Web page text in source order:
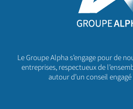
Le Groupe Alpha s’engage pour de
entreprises, respectueux de
autour d’un conseil